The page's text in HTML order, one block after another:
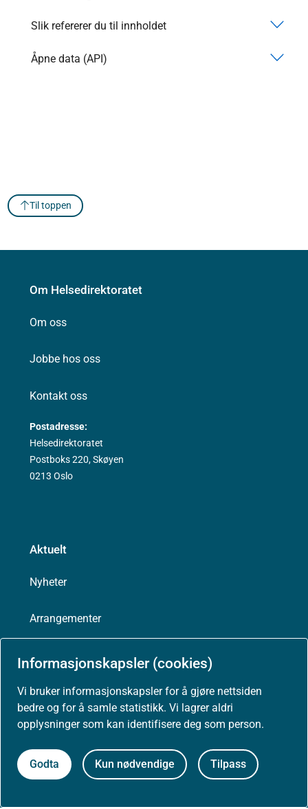
Informasjonskapsler (cookies)
Vi bruker informasjonskapsler for å gjøre nettsiden
bedre og for å samle statistikk. Vi lagrer aldri
opplysninger som kan identifisere deg som person.
Godta Kun nødvendige Tilpass
Slik refererer du til innholdet
Åpne data (API)
Til toppen
Om Helsedirektoratet
Om oss
Jobbe hos oss
Kontakt oss
Postadresse:
Helsedirektoratet
Postboks 220, Skøyen
0213 Oslo
Aktuelt
Nyheter
Arrangementer
Høringer
Presse
Om nettstedet